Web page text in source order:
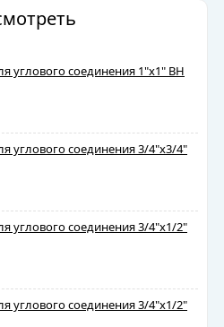
углового соединения 1"x1" ВН
углового соединения 3/4"x3/4"
углового соединения 3/4"x1/2"
углового соединения 3/4"x1/2"